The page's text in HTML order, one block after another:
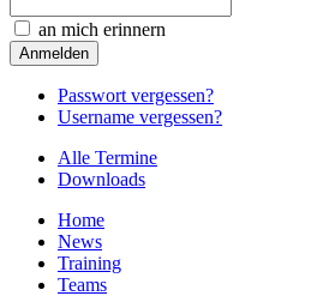
an mich erinnern
Passwort vergessen?
Username vergessen?
Alle Termine
Downloads
Home
News
Training
Teams